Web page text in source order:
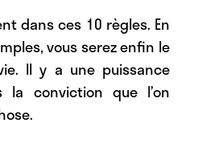
dans ces 10 règles. En
vous serez enfin le
Il y a une puissance
la conviction que l’on